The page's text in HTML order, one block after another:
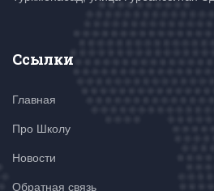
Ссылки
Главная
Про Школу
Новости
Обратная связь